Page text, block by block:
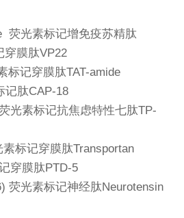
：
荧光素标记增免疫苏精肽
穿膜肽VP22
标记穿膜肽TAT-amide
记肽CAP-18
光素标记抗焦虑特性七肽TP-
标记穿膜肽Transportan
穿膜肽PTD-5
荧光素标记神经肽Neurotensin